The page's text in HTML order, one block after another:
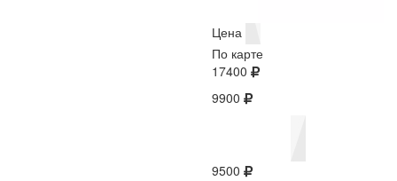
Цена
По карте
17400
9900
9500